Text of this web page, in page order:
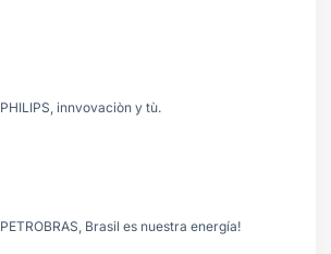
PHILIPS, innvovaciòn y tù.
PETROBRAS, Brasil es nuestra energía!